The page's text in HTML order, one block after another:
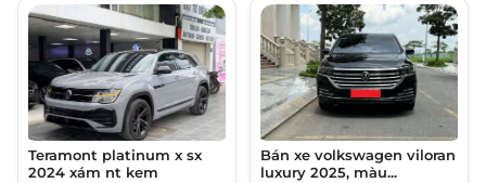
Teramont platinum x sx
2024 xám nt kem
Bán xe volkswagen viloran
luxury 2025, màu...